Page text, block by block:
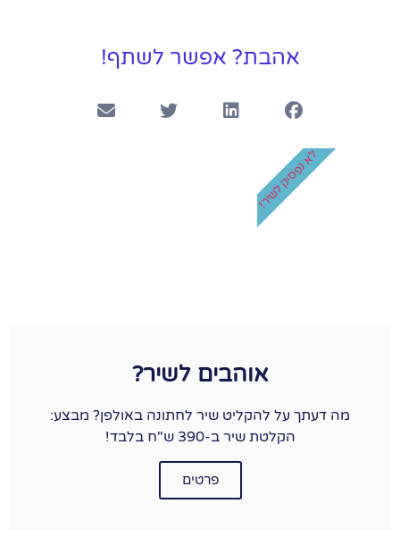
אהבת? אפשר לשתף!
אוהבים לשיר?
מה דעתך על להקליט שיר לחתונה באולפן? מבצע:
הקלטת שיר ב-390 ש"ח בלבד!
פרטים
לא נפסיק לשיר!